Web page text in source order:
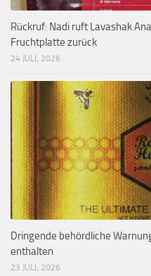
Rückruf: Nadi ruft Lavashak
Fruchtplatte zurück
24 JULI, 2026
Dringende behördliche
enthalten
23 JULI, 2026